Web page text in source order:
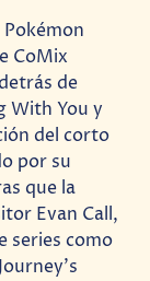
CoMix
de
With You y
del corto
por su
que la
Evan Call,
series como